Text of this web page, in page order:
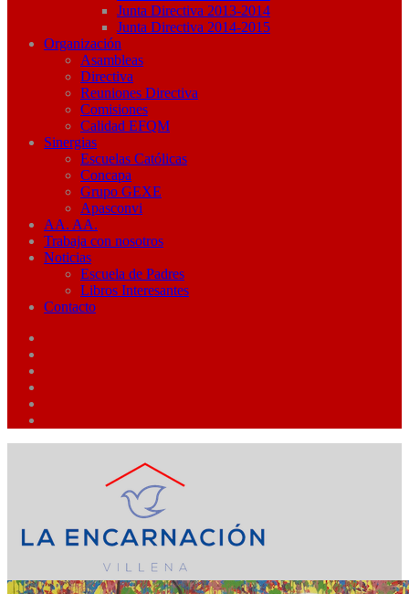
Junta Directiva 2013-2014
Junta Directiva 2014-2015
Organización
Asambleas
Directiva
Reuniones Directiva
Comisiones
Calidad EFQM
Sinergias
Escuelas Católicas
Concapa
Grupo GEXE
Apasconvi
AA. AA.
Trabaja con nosotros
Noticias
Escuela de Padres
Libros Interesantes
Contacto